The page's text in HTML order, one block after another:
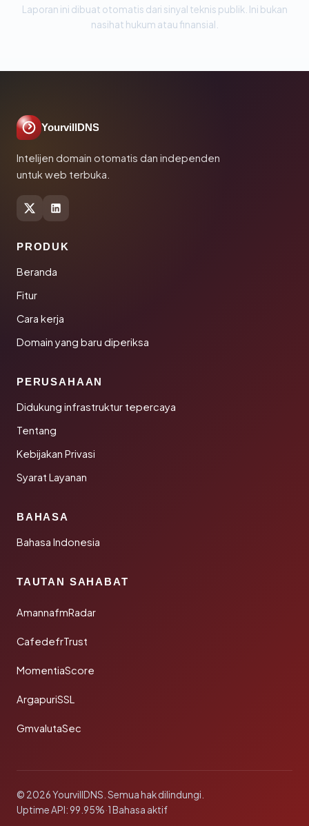
Laporan ini dibuat otomatis dari sinyal teknis publik. Ini bukan
nasihat hukum atau finansial.
YourvillDNS
Intelijen domain otomatis dan independen
untuk web terbuka.
PRODUK
Beranda
Fitur
Cara kerja
Domain yang baru diperiksa
PERUSAHAAN
Didukung infrastruktur tepercaya
Tentang
Kebijakan Privasi
Syarat Layanan
BAHASA
Bahasa Indonesia
TAUTAN SAHABAT
AmannafmRadar
CafedefrTrust
MomentiaScore
ArgapuriSSL
GmvalutaSec
© 2026 YourvillDNS. Semua hak dilindungi.
Uptime API: 99.95%·1 Bahasa aktif